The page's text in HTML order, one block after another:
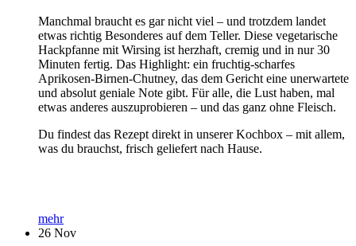
Manchmal braucht es gar nicht viel – und trotzdem landet
etwas richtig Besonderes auf dem Teller. Diese vegetarische
Hackpfanne mit Wirsing ist herzhaft, cremig und in nur 30
Minuten fertig. Das Highlight: ein fruchtig-scharfes
Aprikosen-Birnen-Chutney, das dem Gericht eine unerwartete
und absolut geniale Note gibt. Für alle, die Lust haben, mal
etwas anderes auszuprobieren – und das ganz ohne Fleisch.
Du findest das Rezept direkt in unserer Kochbox – mit allem,
was du brauchst, frisch geliefert nach Hause.
mehr
26 Nov